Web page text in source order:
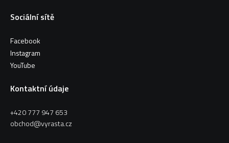
Sociální sítě
Facebook
Instagram
YouTube
Kontaktní údaje
+420 777 947 653
obchod@vyrasta.cz